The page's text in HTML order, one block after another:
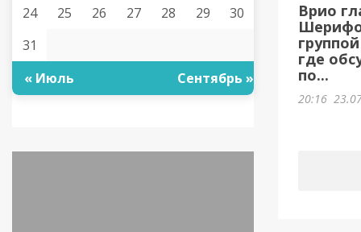
24
25 26 27 28 29
30
31
« Июль
Сентябрь »
Врио
где
по...
20:16